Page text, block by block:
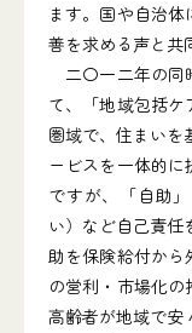
ます。国や自治
善を求める声と共
二〇一二年の同
て、「地域包括
圏域で、住まいを
ービスを一体的
ですが、「自助
い）など自己責任
助を保険給付から
の営利・市場化の
高齢者が地域で安